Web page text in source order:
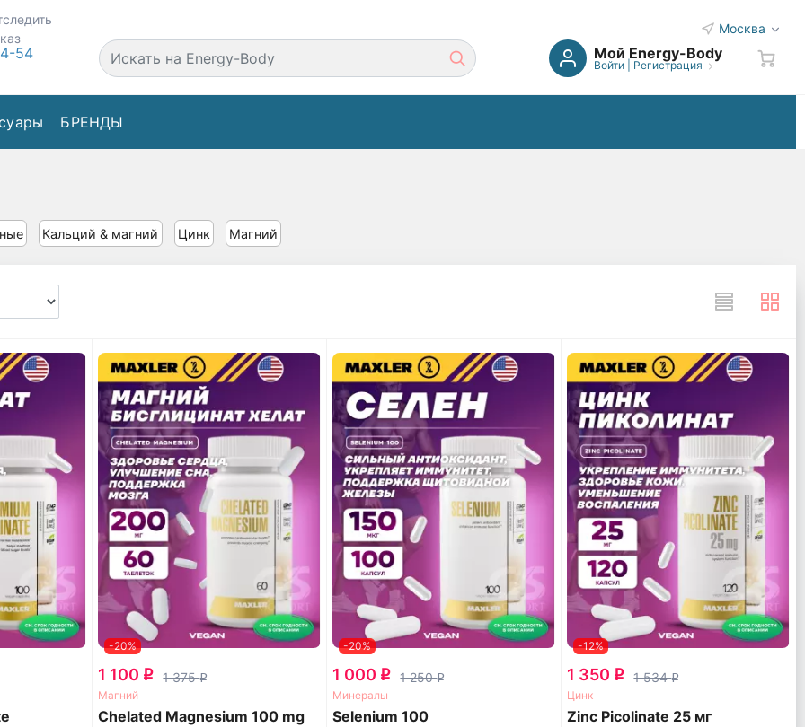
Москва
54 Мой Energy-Body
Войти| Регистрация
БРЕНДЫ
Кальций & магний Цинк Магний
-20%
1 100 q 1 375q
Магний
Chelated Magnesium 100 mg
-20%
1 000 q 1 250q
Минералы
Selenium 100
-12%
1 350 q 1 534q
Цинк
Zinc Picolinate 25 мг